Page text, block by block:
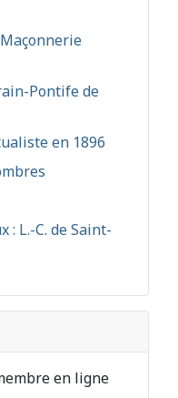
Pontife de
en 1896
: L.-C. de Saint-
en ligne